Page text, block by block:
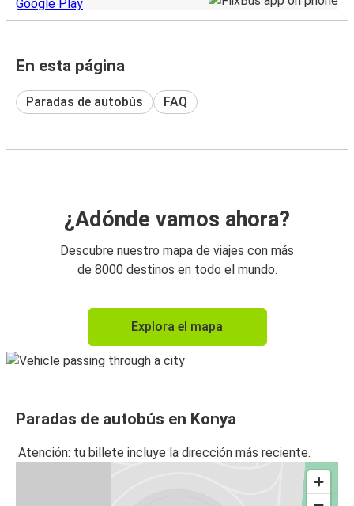
En esta página
Paradas de autobús FAQ
¿Adónde vamos ahora?
Descubre nuestro mapa de viajes con más
de 8000 destinos en todo el mundo.
Explora el mapa
Paradas de autobús en Konya
Atención: tu billete incluye la dirección más reciente.